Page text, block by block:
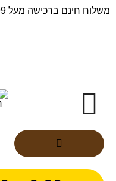
משלוח חינם ברכישה מעל 299 ₪